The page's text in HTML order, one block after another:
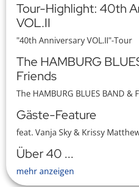
Tour-Highlight: 40th
VOL.II
"40th Anniversary VOL.II"-Tour
The HAMBURG
Friends
The HAMBURG BLUES BAND &
Gäste-Feature
feat. Vanja Sky & Krissy
Über 40 ...
mehr anzeigen